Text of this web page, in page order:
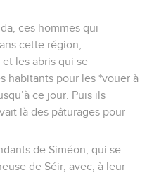
ces hommes qui
cette région,
les abris qui se
habitants pour les *vouer à
ce jour. Puis ils
là des pâturages pour
de Siméon, qui se
de Séir, avec, à leur